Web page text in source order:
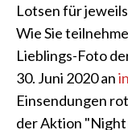
Lotsen für
Wie Sie
Lieblings-Foto
30. Juni 2020 an
Einsendungen
der Aktion